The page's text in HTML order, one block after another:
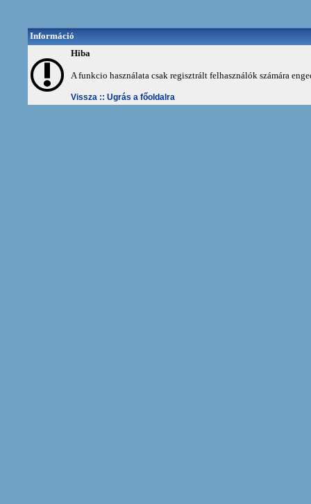
Információ
Hiba
A funkcio használata csak regisztrált felhasználók számára
Vissza :: Ugrás a főoldalra